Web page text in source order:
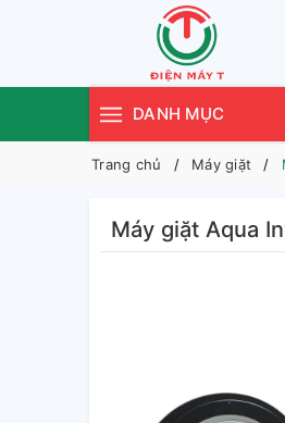
DANH MỤC
Trang chủ Máy giặt
Máy giặt Aqua